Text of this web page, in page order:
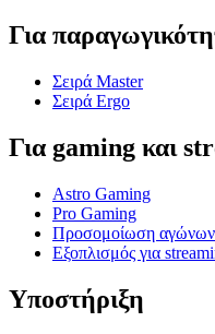
Για
Σειρά Master
Σειρά Ergo
Για gaming και
Astro Gaming
Pro Gaming
Προσομοίωση αγώνων
Εξοπλισμός για
Υποστήριξη